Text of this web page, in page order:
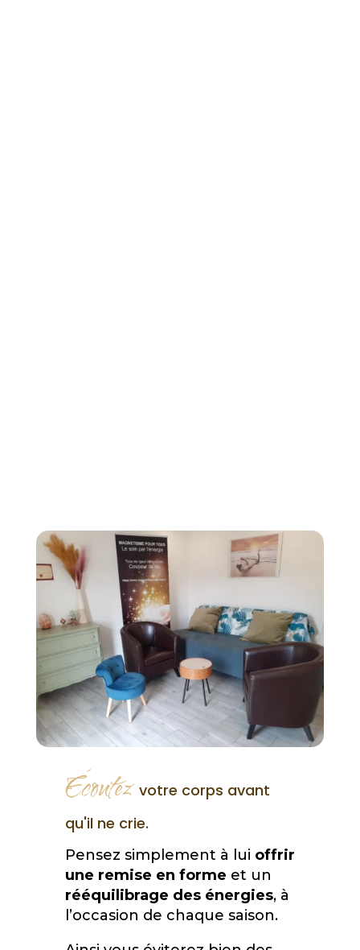
Écoutez votre corps avant
qu'il ne crie.
Pensez simplement à lui offrir
une remise en forme et un
rééquilibrage des énergies, à
l’occasion de chaque saison.